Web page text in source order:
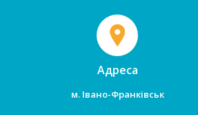
Адреса
м. Івано-Франківськ